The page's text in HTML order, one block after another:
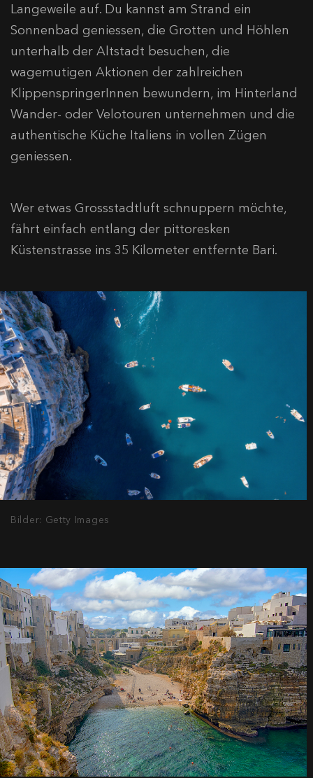
Langeweile auf. Du kannst am Strand ein
Sonnenbad geniessen, die Grotten und Höhlen
unterhalb der Altstadt besuchen, die
wagemutigen Aktionen der zahlreichen
KlippenspringerInnen bewundern, im Hinterland
Wander- oder Velotouren unternehmen und die
authentische Küche Italiens in vollen Zügen
geniessen.
Wer etwas Grossstadtluft schnuppern möchte,
fährt einfach entlang der pittoresken
Küstenstrasse ins 35 Kilometer entfernte Bari.
Bilder: Getty Images